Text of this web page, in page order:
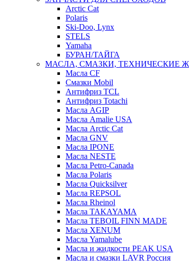
Arctic Cat
Polaris
Ski-Doo, Lynx
STELS
Yamaha
БУРАН/ТАЙГА
МАСЛА, СМАЗКИ, ТЕХНИЧЕСКИЕ
Масла CF
Смазки Mobil
Антифриз TCL
Антифриз Totachi
Масла AGIP
Масла Amalie USA
Масла Arctic Cat
Масла GNV
Масла IPONE
Масла NESTE
Масла Petro-Canada
Масла Polaris
Масла Quicksilver
Масла REPSOL
Масла Rheinol
Масла TAKAYAMA
Масла TEBOIL FINN MADE
Масла XENUM
Масла Yamalube
Масла и жидкости PEAK USA
Масла и смазки LAVR Россия